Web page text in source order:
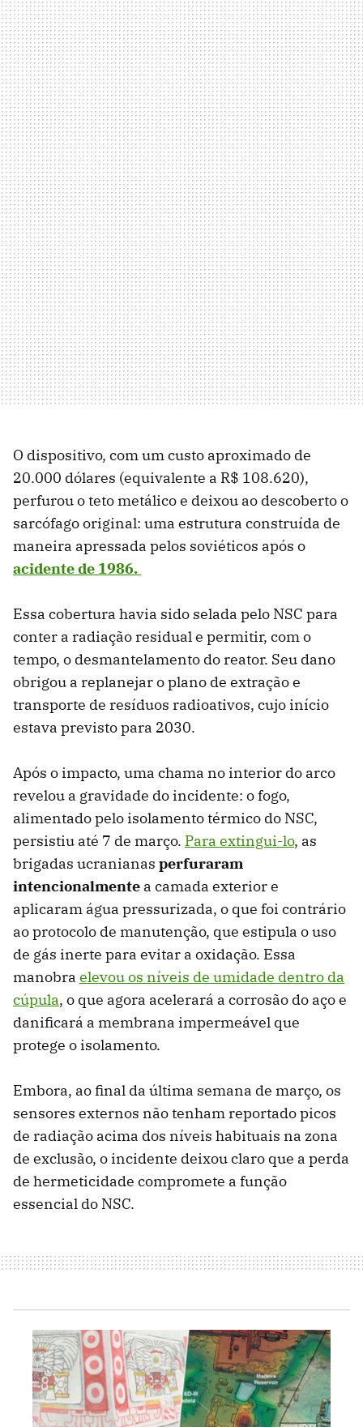
O dispositivo, com um custo aproximado de
20.000 dólares (equivalente a R$ 108.620),
perfurou o teto metálico e deixou ao descoberto o
sarcófago original: uma estrutura construída de
maneira apressada pelos soviéticos após o
acidente de 1986.
Essa cobertura havia sido selada pelo NSC para
conter a radiação residual e permitir, com o
tempo, o desmantelamento do reator. Seu dano
obrigou a replanejar o plano de extração e
transporte de resíduos radioativos, cujo início
estava previsto para 2030.
Após o impacto, uma chama no interior do arco
revelou a gravidade do incidente: o fogo,
alimentado pelo isolamento térmico do NSC,
persistiu até 7 de março. Para extingui-lo, as
brigadas ucranianas perfuraram
intencionalmente a camada exterior e
aplicaram água pressurizada, o que foi contrário
ao protocolo de manutenção, que estipula o uso
de gás inerte para evitar a oxidação. Essa
manobra elevou os níveis de umidade dentro da
cúpula, o que agora acelerará a corrosão do aço e
danificará a membrana impermeável que
protege o isolamento.
Embora, ao final da última semana de março, os
sensores externos não tenham reportado picos
de radiação acima dos níveis habituais na zona
de exclusão, o incidente deixou claro que a perda
de hermeticidade compromete a função
essencial do NSC.